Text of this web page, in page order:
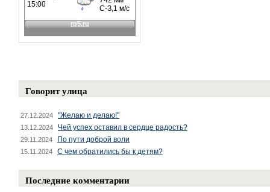
Говорит улица
27.12.2024 "Желаю и делаю!"
13.12.2024 Чей успех оставил в сердце радость?
29.11.2024 По пути доброй воли
15.11.2024 С чем обратились бы к детям?
Последние комментарии